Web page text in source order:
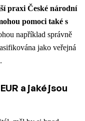
praxi České národní
pomoci také s
například správně
jako veřejná
a jaké jsou